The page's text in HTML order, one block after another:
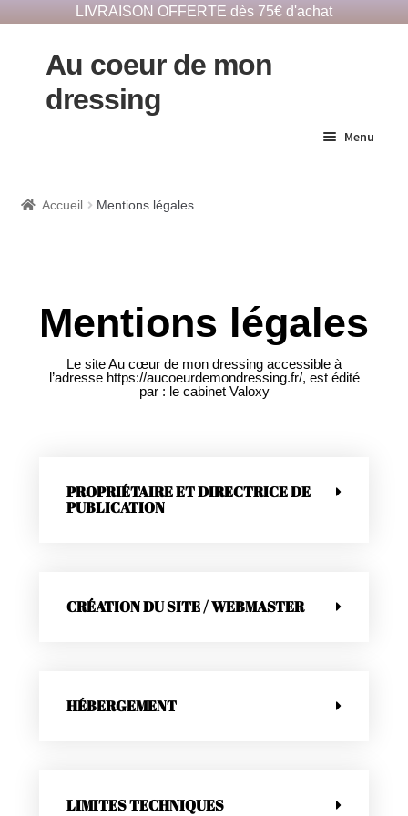
LIVRAISON OFFERTE dès 75€ d'achat
Au coeur de mon
dressing
Menu
Notre histoire
Contact
Accueil Mentions légales
Mentions légales
Le site Au cœur de mon dressing accessible à
l’adresse https://aucoeurdemondressing.fr/, est édité
par : le cabinet Valoxy
PROPRIÉTAIRE ET DIRECTRICE DE
PUBLICATION
CRÉATION DU SITE / WEBMASTER
HÉBERGEMENT
LIMITES TECHNIQUES